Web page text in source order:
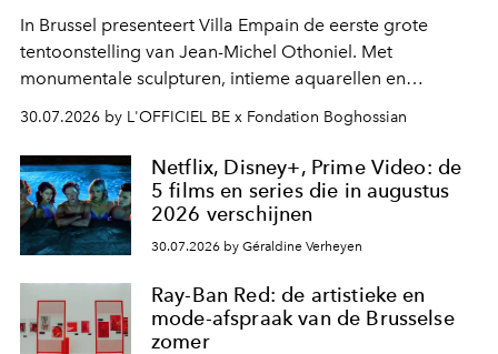
In Brussel presenteert Villa Empain de eerste grote
tentoonstelling van Jean-Michel Othoniel. Met
monumentale sculpturen, intieme aquarellen en
fonkelend Murano-glas creëert de Franse kunstenaar
een emotionele reis waarin elk werk de herinnering
oproept aan een ontmoeting, een bestemming of een
moment van verwondering.
30.07.2026 by L'OFFICIEL BE x Fondation Boghossian
Netflix, Disney+, Prime Video: de
5 films en series die in augustus
2026 verschijnen
30.07.2026 by Géraldine Verheyen
Ray-Ban Red: de artistieke en
mode-afspraak van de Brusselse
zomer